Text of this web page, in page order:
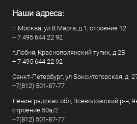
Наши адреса:
г. Москва, ул.8 Марта, д.1, строение 12
+ 7 495 644 22 92
г.Лобня, Краснополянский тупик, д.2Б
+ 7 495 644 22 92
Санкт-Петербург, ул Бокситогорская, д.
+7(812) 501-87-77
Ленинградская обл, Всеволожский р-н,
строение 50а/2
+7(812) 501-87-77